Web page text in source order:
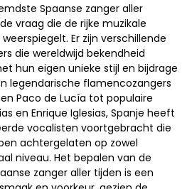
Spaanse zanger aller
vraag die de rijke muzikale
Er zijn verschillende
die wereldwijd bekendheid
hun eigen unieke stijl en bijdrage
legendarische flamencozangers
Paco de Lucía tot populaire
en Enrique Iglesias, Spanje heeft
vocalisten voortgebracht die
achtergelaten op zowel
niveau. Het bepalen van de
zanger aller tijden is een